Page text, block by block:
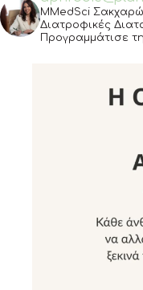
MMedSci
Διατροφικές
Προγραμμάτισε